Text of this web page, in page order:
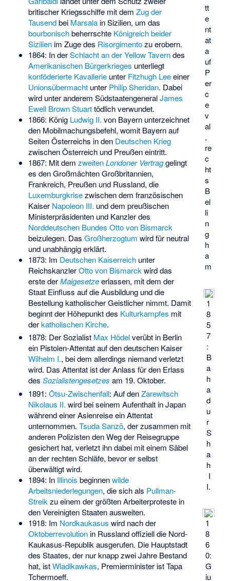
tt
e
nt
at
a
uf
P
er
c
e
v
al
,
re
c
ht
s
B
el
li
n
g
h
a
m
1
8
5
7
:
B
a
h
a
d
u
r
S
h
a
h
I
I.
1
8
6
0:
G
iu
britischer Kriegsschiffe mit dem Zug der
Tausendbei Marsalain Sizilien, um das
bourbonischbeherrschte Königreich beider
Sizilienim Zuge des Risorgimentozu erobern.
1864: In derSchlacht an der Yellow Taverndes
Amerikanischen Bürgerkrieges unterliegt
konföderierte Kavallerieunter Fitzhugh Leeeiner
Unionsübermachtunter Philip Sheridan. Dabei
wird unter anderem SüdstaatengeneralJames
Ewell Brown Stuarttödlich verwundet.
1866: König Ludwig II. von Bayern unterzeichnet
den Mobilmachungsbefehl, womit Bayern auf
Seiten Österreichs in den Deutschen Krieg
zwischen Österreich und Preußen eintritt.
1867: Mit dem zweitenLondoner Vertraggelingt
es den Großmächten Großbritannien,
Frankreich, Preußen und Russland, die
Luxemburgkrisezwischen dem französischen
Kaiser Napoleon III. und dem preußischen
Ministerpräsidenten und Kanzler des
Norddeutschen Bundes Otto von Bismarck
beizulegen. Das Großherzogtum wird für neutral
und unabhängig erklärt.
1873: Im Deutschen Kaiserreichunter
ReichskanzlerOtto von Bismarck wird das
erste derMaigesetzeerlassen, mit dem der
Staat Einfluss auf die Ausbildung und die
Bestellung katholischer Geistlicher nimmt. Damit
beginnt der Höhepunkt des Kulturkampfes mit
derkatholischen Kirche.
1878: Der Sozialist Max Hödelverübt in Berlin
ein Pistolen-Attentat auf den deutschen Kaiser
Wilhelm I., bei dem allerdings niemand verletzt
wird. Das Attentat ist der Anlass für den Erlass
des Sozialistengesetzes am 19. Oktober.
1891: Ōtsu-Zwischenfall: Auf denZarewitsch
Nikolaus II. wird bei seinem Aufenthalt in Japan
während einer Asienreise ein Attentat
unternommen. Tsuda Sanzō, der zusammen mit
anderen Polizisten den Weg der Reisegruppe
gesichert hat, verletzt ihn dabei mit einem Säbel
an der rechten Schläfe, bevor er selbst
überwältigt wird.
1894: In Illinois beginnenwilde
Arbeitsniederlegungen, die sich als Pullman-
Streik zu einem der größten Arbeiterproteste in
den Vereinigten Staaten ausweiten.
1918: Im Nordkaukasus wird nach der
Oktoberrevolutionin Russland offiziell die Nord-
Kaukasus-Republik ausgerufen. Die Hauptstadt
des Staates, der nur knapp zwei Jahre Bestand
hat, istWladikawkas, Premierminister ist Tapa
Tchermoeff.